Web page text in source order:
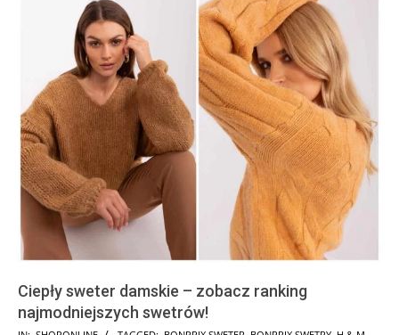
Ciepły sweter damskie – zobacz ranking
najmodniejszych swetrów!